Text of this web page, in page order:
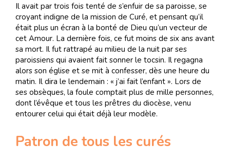
Il avait par trois fois tenté de s’enfuir de sa paroisse, se
croyant indigne de la mission de Curé, et pensant qu’il
était plus un écran à la bonté de Dieu qu’un vecteur de
cet Amour. La dernière fois, ce fut moins de six ans avant
sa mort. Il fut rattrapé au milieu de la nuit par ses
paroissiens qui avaient fait sonner le tocsin. Il regagna
alors son église et se mit à confesser, dès une heure du
matin. Il dira le lendemain : « j’ai fait l’enfant ». Lors de
ses obsèques, la foule comptait plus de mille personnes,
dont l’évêque et tous les prêtres du diocèse, venu
entourer celui qui était déjà leur modèle.
Patron de tous les curés